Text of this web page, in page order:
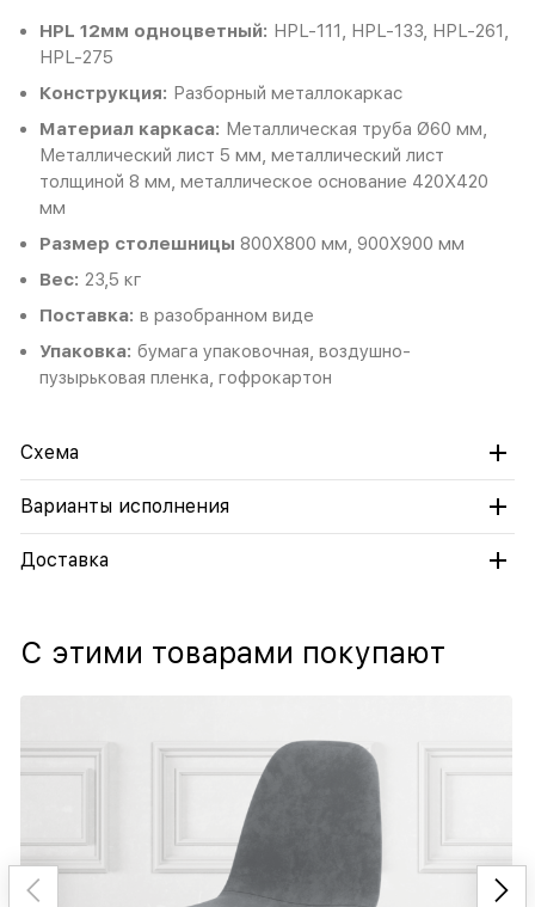
HPL 12мм одноцветный: HPL-111, HPL-133, HPL-261,
HPL-275
Конструкция: Разборный металлокаркас
Материал каркаса: Металлическая труба Ø60 мм,
Металлический лист 5 мм, металлический лист
толщиной 8 мм, металлическое основание 420Х420
мм
Размер столешницы 800Х800 мм, 900Х900 мм
Вес: 23,5 кг
Поставка: в разобранном виде
Упаковка: бумага упаковочная, воздушно-
пузырьковая пленка, гофрокартон
Схема
Варианты исполнения
Доставка
С этими товарами покупают